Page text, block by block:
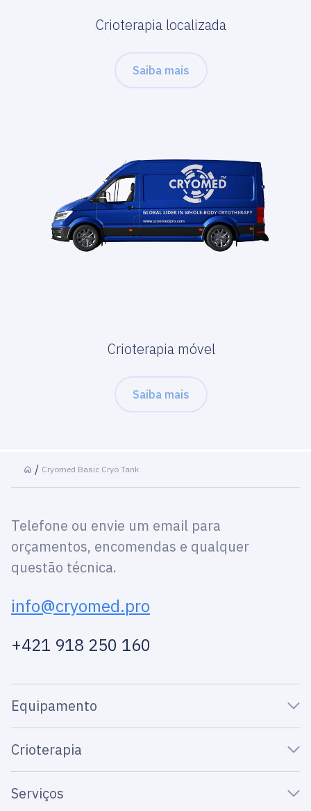
Crioterapia localizada
Saiba mais
Crioterapia móvel
Saiba mais
Cryomed Basic Cryo Tank
Telefone ou envie um email para
orçamentos, encomendas e qualquer
questão técnica.
info@cryomed.pro
+421 918 250 160
Equipamento
Crioterapia
Serviços